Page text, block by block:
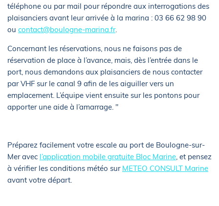
téléphone ou par mail pour répondre aux interrogations des
plaisanciers avant leur arrivée à la marina : 03 66 62 98 90
ou contact@boulogne-marina.fr.
Concernant les réservations, nous ne faisons pas de
réservation de place à l’avance, mais, dès l’entrée dans le
port, nous demandons aux plaisanciers de nous contacter
par VHF sur le canal 9 afin de les aiguiller vers un
emplacement. L’équipe vient ensuite sur les pontons pour
apporter une aide à l’amarrage. "
Préparez facilement votre escale au port de Boulogne-sur-
Mer avec l’application mobile gratuite Bloc Marine, et pensez
à vérifier les conditions météo sur METEO CONSULT Marine
avant votre départ.